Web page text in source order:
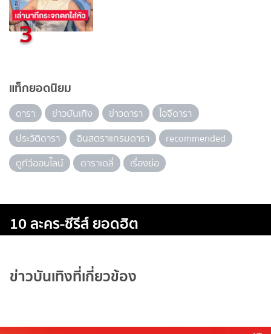
3
แท็กยอดนิยม
ดารา ข่าวบันเทิง ข่าวดารา
ไอจีดารา
ประวัติดารา
อินสตราแกรมดารา
recommended
ดูทีวีออนไลน์
ดาราเดลี่ เรื่องย่อ
10 ละคร-ซีรีส์ ยอดฮิต
ข่าวบันเทิงที่เกี่ยวข้อง